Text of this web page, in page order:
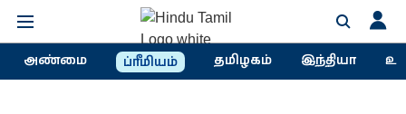
அண்மை ப்ரீமியம் தமிழகம் இந்தியா